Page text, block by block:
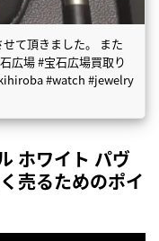
て頂きました。 また
広場 #宝石広場買取り
#watch #jewelry
ホワイト パヴ
売るためのポイ